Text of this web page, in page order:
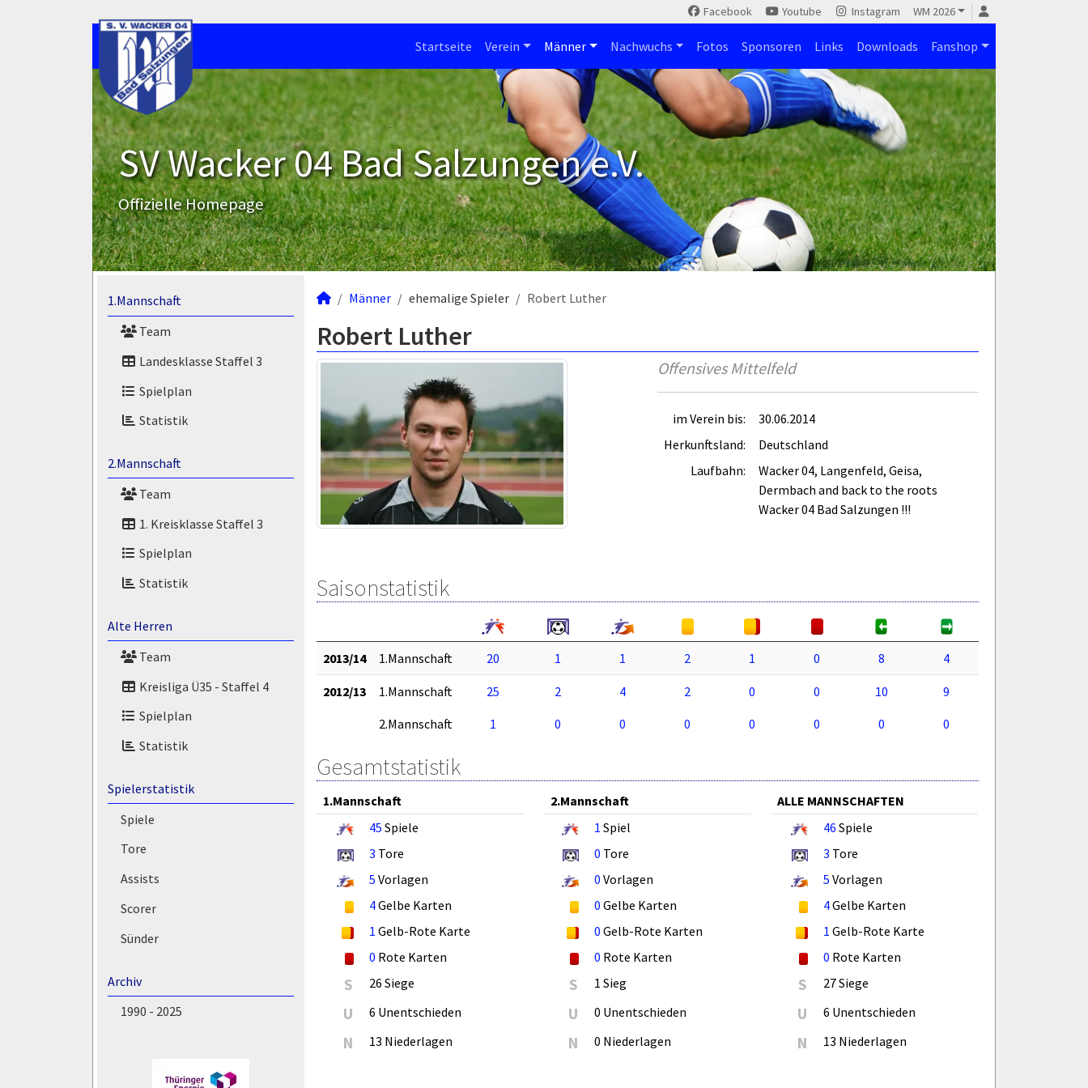
Facebook Youtube Instagram WM 2026
Startseite Verein Männer Nachwuchs Fotos Sponsoren Links Downloads Fanshop
SV Wacker 04 Bad Salzungen e.V.
Offizielle Homepage
1.Mannschaft
Team
Landesklasse Staffel 3
Spielplan
Statistik
2.Mannschaft
Team
1. Kreisklasse Staffel 3
Spielplan
Statistik
Alte Herren
Team
Kreisliga Ü35 - Staffel 4
Spielplan
Statistik
Spielerstatistik
Spiele
Tore
Assists
Scorer
Sünder
Archiv
1990 - 2025
Männer ehemalige Spieler Robert Luther
Robert Luther
Offensives Mittelfeld
im Verein bis:
30.06.2014
Herkunftsland:
Deutschland
Laufbahn:
Wacker 04, Langenfeld, Geisa,
Dermbach and back to the roots
Wacker 04 Bad Salzungen !!!
Saisonstatistik
2013/14 1.Mannschaft 20 1 1 2 1 0 8 4
2012/13 1.Mannschaft 25 2 4 2 0 0 10
9
2.Mannschaft
1 0 0 0 0 0 0 0
Gesamtstatistik
1.Mannschaft
45 Spiele
3 Tore
5 Vorlagen
4Gelbe Karten
1 Gelb-Rote Karte
0 Rote Karten
S 26 Siege
U 6 Unentschieden
N 13 Niederlagen
2.Mannschaft
1 Spiel
0 Tore
0 Vorlagen
0 Gelbe Karten
0 Gelb-Rote Karten
0 Rote Karten
S 1 Sieg
U 0 Unentschieden
N 0 Niederlagen
ALLE MANNSCHAFTEN
46 Spiele
3 Tore
5 Vorlagen
4Gelbe Karten
1 Gelb-Rote Karte
0 Rote Karten
S 27 Siege
U 6 Unentschieden
N 13 Niederlagen